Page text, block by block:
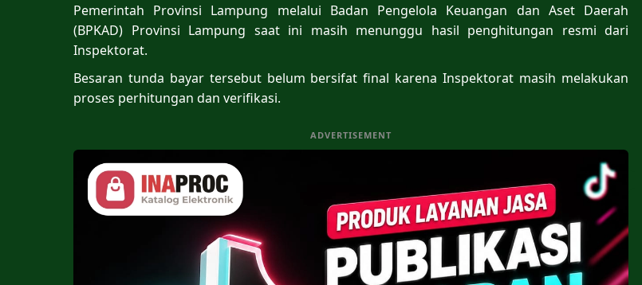
Pemerintah Provinsi Lampung melalui Badan Pengelola Keuangan dan Aset Daerah
(BPKAD) Provinsi Lampung saat ini masih menunggu hasil penghitungan resmi dari
Inspektorat.
Besaran tunda bayar tersebut belum bersifat final karena Inspektorat masih melakukan
proses perhitungan dan verifikasi.
ADVERTISEMENT